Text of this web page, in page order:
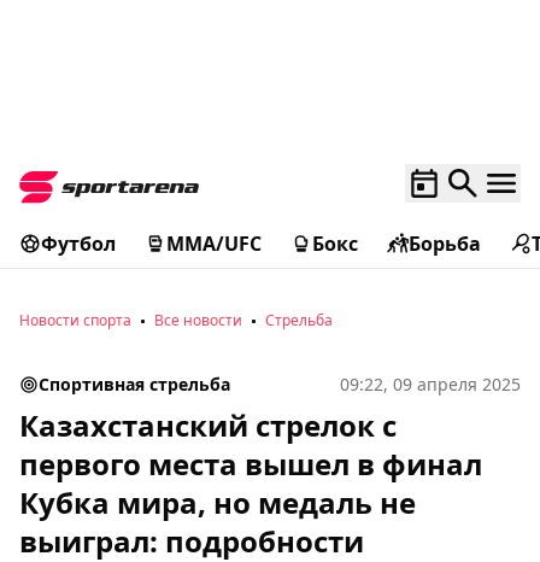
Футбол MMA/UFC Бокс Борьба
Новости спорта Все новости Стрельба
Спортивная стрельба 09:22, 09 апреля 2025
Казахстанский стрелок с
первого места вышел в финал
Кубка мира, но медаль не
выиграл: подробности